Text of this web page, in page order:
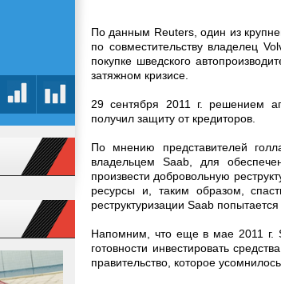
По данным Reuters, один из
по совместительству владелец
покупке шведского
затяжном кризисе.
29 сентября 2011 г. решением
получил защиту от кредиторов.
По мнению представителей
владельцем Saab, для
произвести добровольную
ресурсы и, таким образом,
реструктуризации Saab
Напомним, что еще в мае 2011 г.
готовности инвестировать
правительство, которое